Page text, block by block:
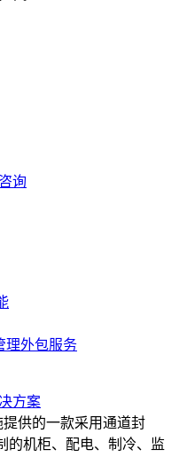
询
理外包服务
方案
供的一款采用通道封
的机柜、配电、制冷、监